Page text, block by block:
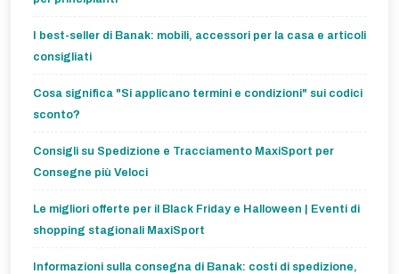
I best-seller di Banak: mobili, accessori per la casa e articoli
consigliati
Cosa significa "Si applicano termini e condizioni" sui codici
sconto?
Consigli su Spedizione e Tracciamento MaxiSport per
Consegne più Veloci
Le migliori offerte per il Black Friday e Halloween | Eventi di
shopping stagionali MaxiSport
Informazioni sulla consegna di Banak: costi di spedizione,